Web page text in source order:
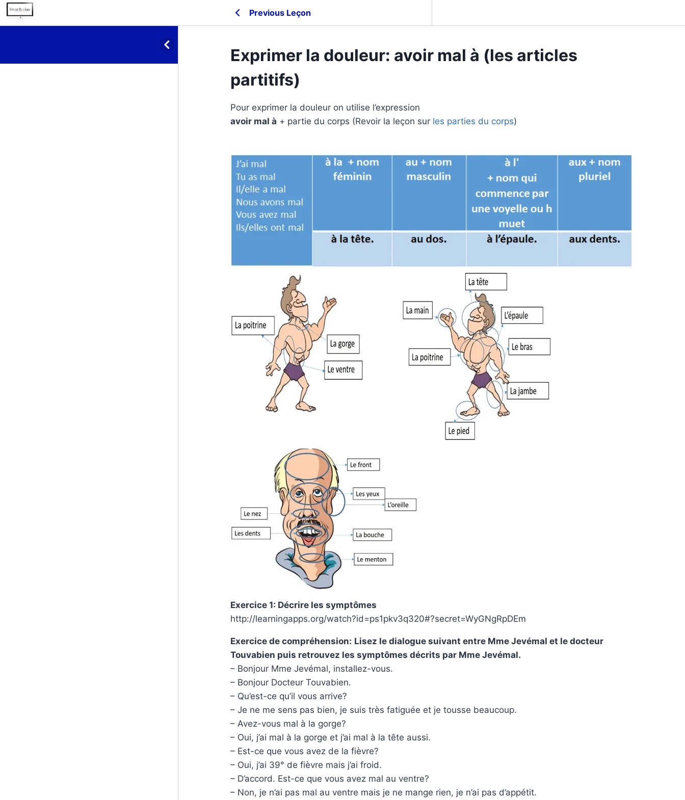
Previous Leçon
Exprimer la douleur: avoir mal à (les articles
partitifs)
Pour exprimer la douleur on utilise l’expression
avoir mal à + partie du corps (Revoir la leçon sur les parties du corps)
Exercice 1: Décrire les symptômes
http://learningapps.org/watch?id=ps1pkv3q320#?secret=WyGNgRpDEm
Exercice de compréhension: Lisez le dialogue suivant entre Mme Jevémal et le docteur
Touvabien puis retrouvez les symptômes décrits par Mme Jevémal.
– Bonjour Mme Jevémal, installez-vous.
– Bonjour Docteur Touvabien.
– Qu’est-ce qu’il vous arrive?
– Je ne me sens pas bien, je suis très fatiguée et je tousse beaucoup.
– Avez-vous mal à la gorge?
– Oui, j’ai mal à la gorge et j’ai mal à la tête aussi.
– Est-ce que vous avez de la fièvre?
– Oui, j’ai 39° de fièvre mais j’ai froid.
– D’accord. Est-ce que vous avez mal au ventre?
– Non, je n’ai pas mal au ventre mais je ne mange rien, je n’ai pas d’appétit.